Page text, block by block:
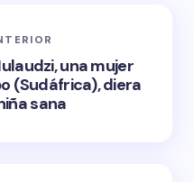
una mujer
(Sudáfrica), diera
sana